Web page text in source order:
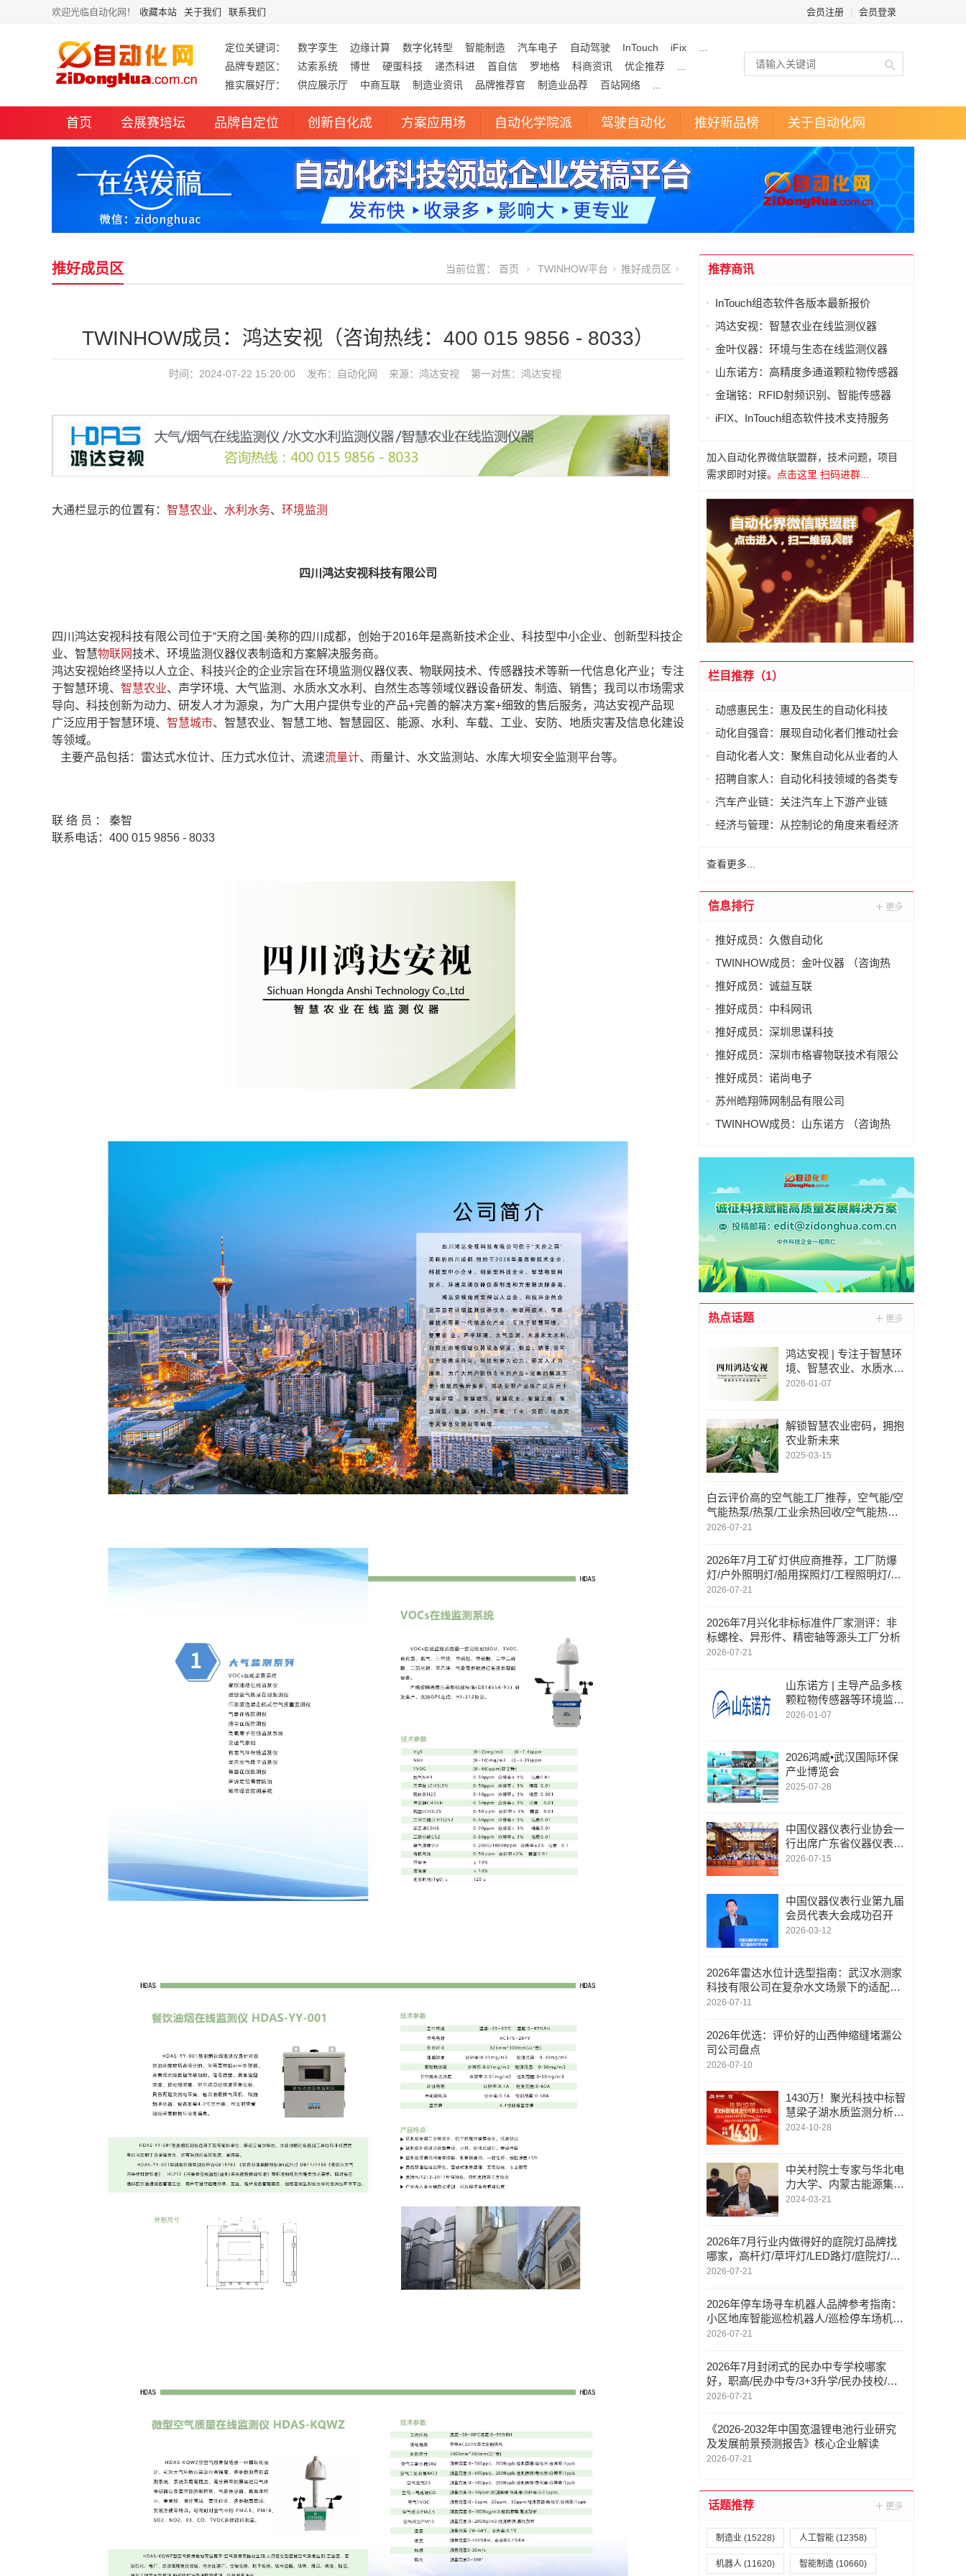
欢迎光临自动化网！ 收藏本站 关于我们 联系我们 会员注册 会员登录
定位关键词： 数字孪生 边缘计算 数字化转型 智能制造 汽车电子 自动驾驶 InTouch iFix
品牌专题区：
达索系统 博世 硬蛋科技 递杰科进 首自信 罗地格 科商资讯 优企推荐
推实展好厅：
供应展示厅 中商互联 制造业资讯 品牌推荐官 制造业品荐 百站网络
首页 会展赛培坛 品牌自定位 创新自化成 方案应用场 自动化学院派 驾驶自动化 推好新品榜 关于自动化网
推好成员区 当前位置： 首页 TWINHOW平台 推好成员区
TWINHOW成员：鸿达安视（咨询热线：400 015 9856 - 8033）
时间：2024-07-22 15:20:00 发布： 自动化网 来源：鸿达安视 第一对焦： 鸿达安视
大通栏显示的位置有： 智慧农业、 水利水务、 环境监测
四川鸿达安视科技有限公司
四川鸿达安视科技有限公司位于“天府之国·美称的四川成都，创始于2016年是高新技术企业、科技型中小企业、创新型科技企
业、智慧物联网技术、环境监测仪器仪表制造和方案解决服务商。
鸿达安视始终坚持以人立企、科技兴企的企业宗旨在环境监测仪器仪表、物联网技术、传感器技术等新一代信息化产业；专注
于智慧环境、 智慧农业、声学环境、大气监测、水质水文水利、自然生态等领域仪器设备研发、制造、销售；我司以市场需求
导向、科技创新为动力、研发人才为源泉，为广大用户提供专业的产品+完善的解决方案+细致的售后服务，鸿达安视产品现
广泛应用于智慧环境、 智慧城市、智慧农业、智慧工地、智慧园区、能源、水利、车载、工业、安防、地质灾害及信息化建设
等领域。
主要产品包括：雷达式水位计、压力式水位计、流速流量计、雨量计、水文监测站、水库大坝安全监测平台等。
联 络 员 ： 秦智
联系电话：400 015 9856 - 8033
推荐商讯
InTouch组态软件各版本最新报价
鸿达安视：智慧农业在线监测仪器
金叶仪器：环境与生态在线监测仪器
山东诺方：高精度多通道颗粒物传感器
金瑞铭：RFID射频识别、智能传感器
iFIX、InTouch组态软件技术支持服务
加入自动化界微信联盟群，技术问题，项目
需求即时对接。
点击这里 扫码进群...
栏目推荐（1）
动感惠民生：惠及民生的自动化科技
动化自强音：展现自动化者们推动社会
进步发出的响亮声音
自动化者人文：聚焦自动化从业者的人
文思考
招聘自家人：自动化科技领域的各类专
家及人才需求资讯
汽车产业链：关注汽车上下游产业链
经济与管理：从控制论的角度来看经济
查看更多...
信息排行
推好成员：久傲自动化
TWINHOW成员：金叶仪器 （咨询热
线：400 015 9856 - 8032）
推好成员：诚益互联
推好成员：中科网讯
推好成员：深圳思谋科技
推好成员：深圳市格睿物联技术有限公
司
推好成员：诺尚电子
苏州皓翔筛网制品有限公司
TWINHOW成员：山东诺方 （咨询热
热点话题
鸿达安视 | 专注于智慧环
境、智慧农业、水质水文
水利等领域仪器设备研
2026-01-07
解锁智慧农业密码，拥抱
农业新未来
2025-03-15
白云评价高的空气能工厂推荐，空气能/空
气能热泵/热泵/工业余热回收/空气能热水
器/节能循环回水泵，空气能公司联系电话
2026-07-21
2026年7月工矿灯供应商推荐，工厂防爆
灯/户外照明灯/船用探照灯/工程照明灯/仓
储照明灯/路灯，工矿灯工厂口碑推荐
2026-07-21
2026年7月兴化非标标准件厂家测评：非
标螺栓、异形件、精密轴等源头工厂分析
2026-07-21
山东诺方 | 主导产品多核
颗粒物传感器等环境监测
自动化解决方案
2026-01-07
2026鸿威•武汉国际环保
产业博览会
2025-07-28
中国仪器仪表行业协会一
行出席广东省仪器仪表行
业协会第七届会员大会主
2026-07-15
中国仪器仪表行业第九届
会员代表大会成功召开
2026-03-12
2026年雷达水位计选型指南：武汉水测家
科技有限公司在复杂水文场景下的适配优
势与采购建议
2026-07-11
2026年优选：评价好的山西伸缩缝堵漏公
司公司盘点
2026-07-10
1430万！聚光科技中标智
慧梁子湖水质监测分析设
备采购项目
2024-10-28
中关村院士专家与华北电
力大学、内蒙古能源集团
交流座谈
2024-03-21
2026年7月行业内做得好的庭院灯品牌找
哪家，高杆灯/草坪灯/LED路灯/庭院灯/景
观灯/信号灯，庭院灯厂家找哪家
2026-07-21
2026年停车场寻车机器人品牌参考指南：
小区地库智能巡检机器人/巡检停车场机器
人/从技术到服务的多维甄选
2026-07-21
2026年7月封闭式的民办中专学校哪家
好，职高/民办中专/3+3升学/民办技校/中
职技校/中专，民办中专学校选哪家
2026-07-21
《2026-2032年中国宽温锂电池行业研究
及发展前景预测报告》核心企业解读
2026-07-21
话题推荐
制造业 (15228) 人工智能 (12358)
机器人 (11620) 智能制造 (10660)